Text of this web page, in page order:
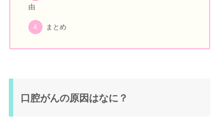
由
まとめ
口腔がんの原因はなに？